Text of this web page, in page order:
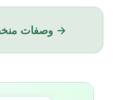
وصفات منخفضة المؤشر الجلايسيمي →